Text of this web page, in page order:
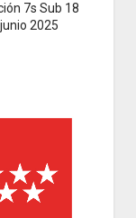
7s Sub 18
2025